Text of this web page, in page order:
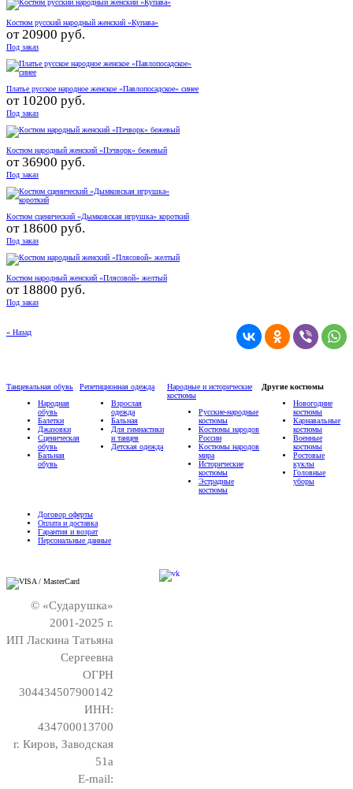
Костюм русский народный женский «Купава»
от20900 руб.
Под заказ
Платье русское народное женское «Павлопосадское» синее
от 10200 руб.
Под заказ
Костюм народный женский «Пэчворк» бежевый
от36900 руб.
Под заказ
Костюм сценический «Дымковская игрушка» короткий
от 18600 руб.
Под заказ
Костюм народный женский «Плясовой» желтый
от 18800 руб.
Под заказ
« Назад
Танцевальная обувь
Народная
обувь
Балетки
Джазовки
Сценическая
обувь
Бальная
обувь
Репетиционная одежда
Взрослая
одежда
Бальная
Для гимнастики
и танцев
Детская одежда
Народные и исторические
костюмы
Русские-народные
костюмы
Костюмы народов
России
Костюмы народов
мира
Исторические
костюмы
Эстрадные
костюмы
Другие костюмы
Новогодние
костюмы
Карнавальные
костюмы
Военные
костюмы
Ростовые
куклы
Головные
уборы
Договор оферты
Оплата и доставка
Гарантия и возрат
Персональные данные
© «Сударушка»
2001-2025 г.
ИП Ласкина Татьяна
Сергеевна
ОГРН
304434507900142
ИНН:
434700013700
г. Киров, Заводская
51а
E-mail: